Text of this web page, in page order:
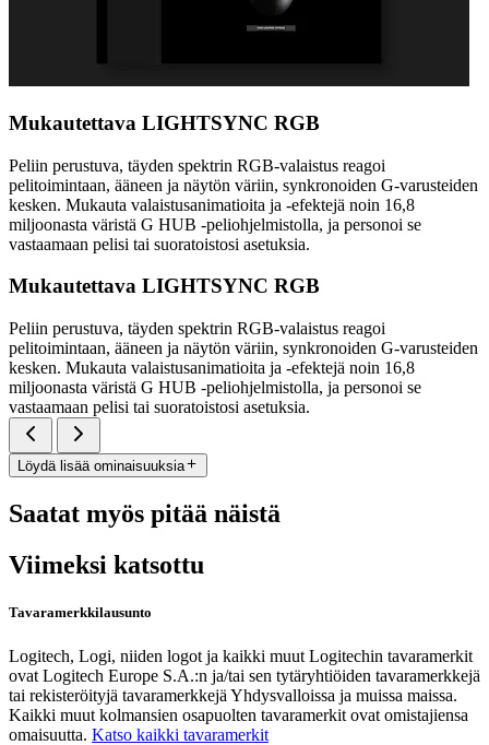
Mukautettava LIGHTSYNC RGB
Peliin perustuva, täyden spektrin RGB-valaistus reagoi
pelitoimintaan, ääneen ja näytön väriin, synkronoiden G-varusteiden
kesken. Mukauta valaistusanimatioita ja -efektejä noin 16,8
miljoonasta väristä G HUB -peliohjelmistolla, ja personoi se
vastaamaan pelisi tai suoratoistosi asetuksia.
Mukautettava LIGHTSYNC RGB
Peliin perustuva, täyden spektrin RGB-valaistus reagoi
pelitoimintaan, ääneen ja näytön väriin, synkronoiden G-varusteiden
kesken. Mukauta valaistusanimatioita ja -efektejä noin 16,8
miljoonasta väristä G HUB -peliohjelmistolla, ja personoi se
vastaamaan pelisi tai suoratoistosi asetuksia.
Löydä lisää ominaisuuksia
Saatat myös pitää näistä
Viimeksi katsottu
Tavaramerkkilausunto
Logitech, Logi, niiden logot ja kaikki muut Logitechin tavaramerkit
ovat Logitech Europe S.A.:n ja/tai sen tytäryhtiöiden tavaramerkkejä
tai rekisteröityjä tavaramerkkejä Yhdysvalloissa ja muissa maissa.
Kaikki muut kolmansien osapuolten tavaramerkit ovat omistajiensa
omaisuutta. Katso kaikki tavaramerkit